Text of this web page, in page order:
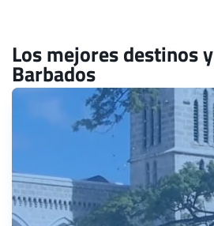
Los mejores destinos
Barbados